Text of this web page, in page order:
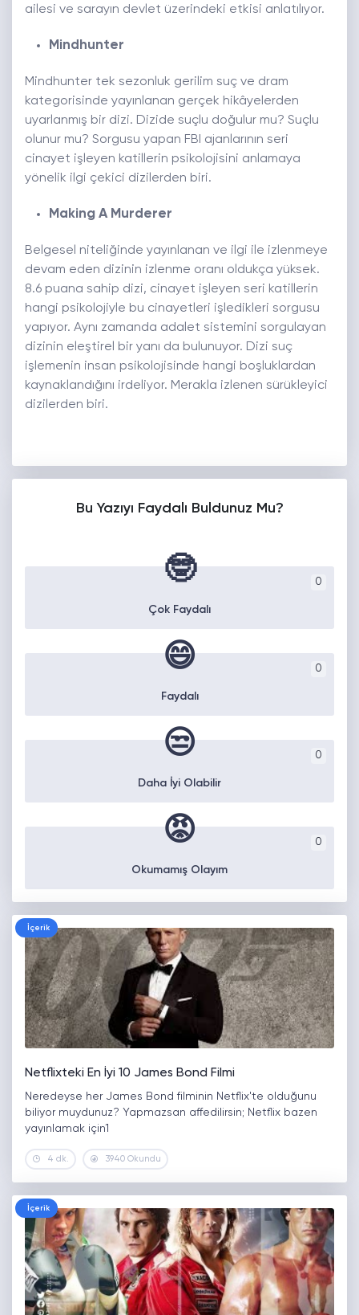
ailesi ve sarayın devlet üzerindeki etkisi anlatılıyor.
Mindhunter
Mindhunter tek sezonluk gerilim suç ve dram
kategorisinde yayınlanan gerçek hikâyelerden
uyarlanmış bir dizi. Dizide suçlu doğulur mu? Suçlu
olunur mu? Sorgusu yapan FBI ajanlarının seri
cinayet işleyen katillerin psikolojisini anlamaya
yönelik ilgi çekici dizilerden biri.
Making A Murderer
Belgesel niteliğinde yayınlanan ve ilgi ile izlenmeye
devam eden dizinin izlenme oranı oldukça yüksek.
8.6 puana sahip dizi, cinayet işleyen seri katillerin
hangi psikolojiyle bu cinayetleri işledikleri sorgusu
yapıyor. Aynı zamanda adalet sistemini sorgulayan
dizinin eleştirel bir yanı da bulunuyor. Dizi suç
işlemenin insan psikolojisinde hangi boşluklardan
kaynaklandığını irdeliyor. Merakla izlenen sürükleyici
dizilerden biri.
Bu Yazıyı Faydalı Buldunuz Mu?
0
🤓
Çok Faydalı
0
😄
Faydalı
0
😒
Daha İyi Olabilir
0
😡
Okumamış Olayım
İçerik
Netflixteki En İyi 10 James Bond Filmi
Neredeyse her James Bond filminin Netflix'te olduğunu
biliyor muydunuz? Yapmazsan affedilirsin; Netflix bazen
yayınlamak için1
4 dk. 3940 Okundu
İçerik